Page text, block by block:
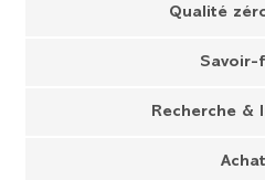
Qualité
Savoir-
Recherche &